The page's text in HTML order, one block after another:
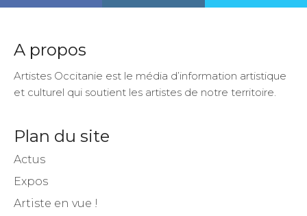
A propos
Artistes Occitanie est le média d’information artistique
et culturel qui soutient les artistes de notre territoire.
Plan du site
Actus
Expos
Artiste en vue !